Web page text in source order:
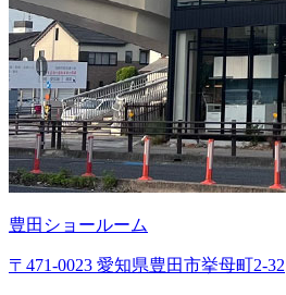
豊田ショールーム
〒471-0023 愛知県豊田市挙母町2-32